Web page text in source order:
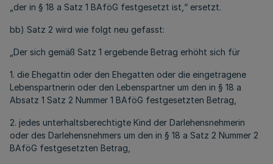
„der in § 18 a Satz 1 BAföG festgesetzt ist,“ ersetzt.
bb) Satz 2 wird wie folgt neu gefasst:
„Der sich gemäß Satz 1 ergebende Betrag erhöht sich für
1. die Ehegattin oder den Ehegatten oder die eingetragene
Lebenspartnerin oder den Lebenspartner um den in § 18 a
Absatz 1 Satz 2 Nummer 1 BAföG festgesetzten Betrag,
2. jedes unterhaltsberechtigte Kind der Darlehensnehmerin
oder des Darlehensnehmers um den in § 18 a Satz 2 Nummer 2
BAföG festgesetzten Betrag,